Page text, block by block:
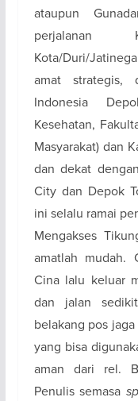
ataupun
perjalanan
Kota/Duri/
amat strategis,
Indonesia
Kesehatan,
Masyarakat) dan
dan dekat
City dan Depok
ini selalu ramai
Mengakses
amatlah mudah.
Cina lalu keluar
dan jalan
belakang pos
yang bisa
aman dari rel.
Penulis semasa